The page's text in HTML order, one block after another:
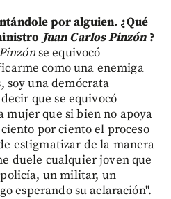
por alguien. ¿Qué
Juan Carlos Pinzón?
se equivocó
como una enemiga
soy una demócrata
que se equivocó
mujer que si bien no apoya
por ciento el proceso
estigmatizar de la manera
duele cualquier joven que
un militar, un
esperando su aclaración".